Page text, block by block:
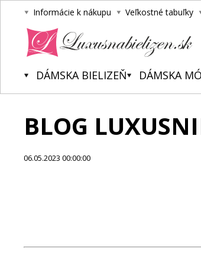
Informácie k nákupu Veľkostné tabuľky
DÁMSKA BIELIZEŇ DÁMSKA
BLOG
06.05.2023 00:00:00